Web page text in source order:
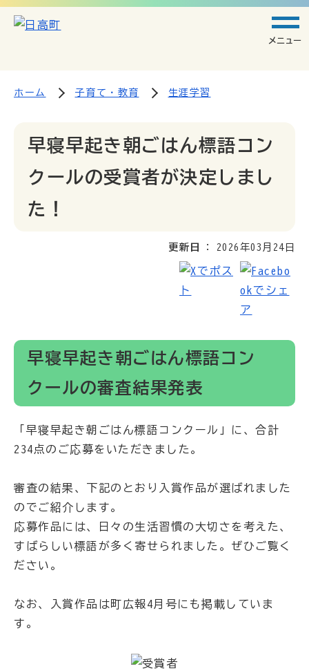
メニュー
ホーム 子育て・教育 生涯学習
早寝早起き朝ごはん標語コン
クールの受賞者が決定しまし
た！
更新日 2026年03月24日
早寝早起き朝ごはん標語コン
クールの審査結果発表
「早寝早起き朝ごはん標語コンクール」に、合計
234点のご応募をいただきました。
審査の結果、下記のとおり入賞作品が選ばれました
のでご紹介します。
応募作品には、日々の生活習慣の大切さを考えた、
すばらしい標語が多く寄せられました。ぜひご覧く
ださい。
なお、入賞作品は町広報4月号にも掲載していま
す。